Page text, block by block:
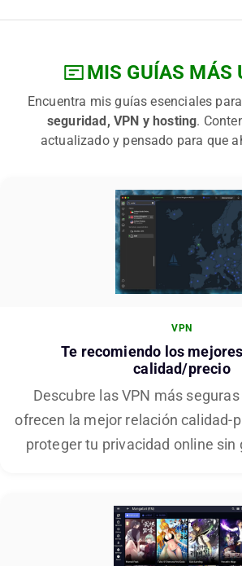
MIS GUÍAS MÁS
Encuentra mis guías esenciales
seguridad, VPN y hosting.
actualizado y pensado para que
VPN
Te recomiendo los
calidad/precio
Descubre las VPN más
ofrecen la mejor relación calidad-
proteger tu privacidad online sin